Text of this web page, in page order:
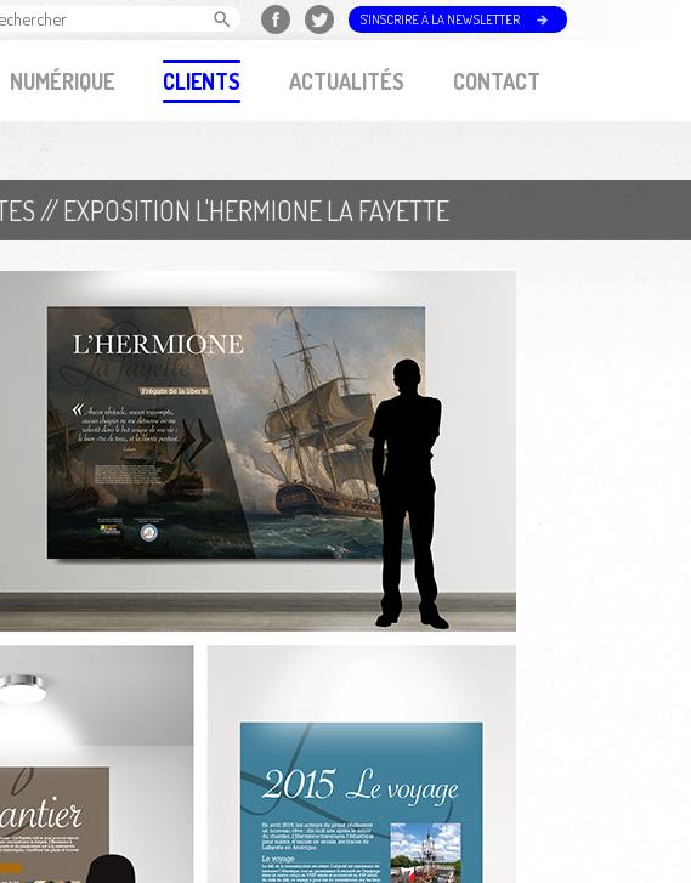
NUMÉRIQUE CLIENTS ACTUALITÉS CONTACT
S'INSCRIRE À LA NEWSLETTER
// EXPOSITION L'HERMIONE LA FAYETTE